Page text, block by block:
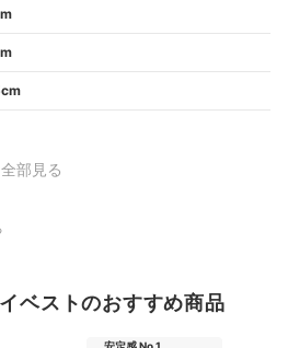
全部見る
ベストのおすすめ商品